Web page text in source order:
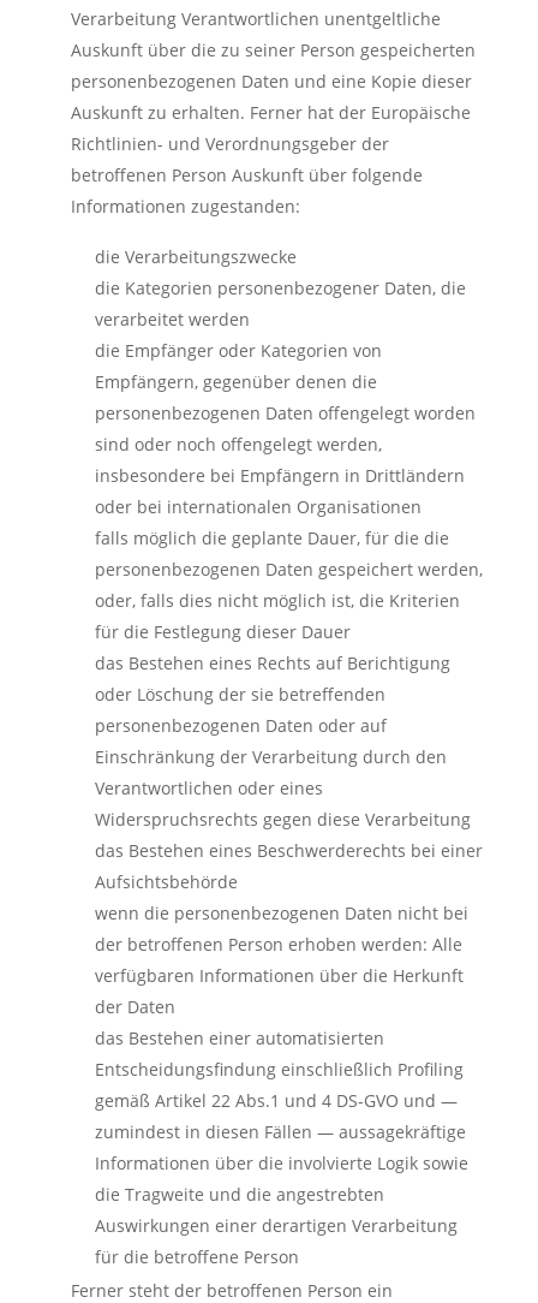
Verarbeitung Verantwortlichen unentgeltliche
Auskunft über die zu seiner Person gespeicherten
personenbezogenen Daten und eine Kopie dieser
Auskunft zu erhalten. Ferner hat der Europäische
Richtlinien- und Verordnungsgeber der
betroffenen Person Auskunft über folgende
Informationen zugestanden:
die Verarbeitungszwecke
die Kategorien personenbezogener Daten, die
verarbeitet werden
die Empfänger oder Kategorien von
Empfängern, gegenüber denen die
personenbezogenen Daten offengelegt worden
sind oder noch offengelegt werden,
insbesondere bei Empfängern in Drittländern
oder bei internationalen Organisationen
falls möglich die geplante Dauer, für die die
personenbezogenen Daten gespeichert werden,
oder, falls dies nicht möglich ist, die Kriterien
für die Festlegung dieser Dauer
das Bestehen eines Rechts auf Berichtigung
oder Löschung der sie betreffenden
personenbezogenen Daten oder auf
Einschränkung der Verarbeitung durch den
Verantwortlichen oder eines
Widerspruchsrechts gegen diese Verarbeitung
das Bestehen eines Beschwerderechts bei einer
Aufsichtsbehörde
wenn die personenbezogenen Daten nicht bei
der betroffenen Person erhoben werden: Alle
verfügbaren Informationen über die Herkunft
der Daten
das Bestehen einer automatisierten
Entscheidungsfindung einschließlich Profiling
gemäß Artikel 22 Abs.1 und 4 DS-GVO und —
zumindest in diesen Fällen — aussagekräftige
Informationen über die involvierte Logik sowie
die Tragweite und die angestrebten
Auswirkungen einer derartigen Verarbeitung
für die betroffene Person
Ferner steht der betroffenen Person ein